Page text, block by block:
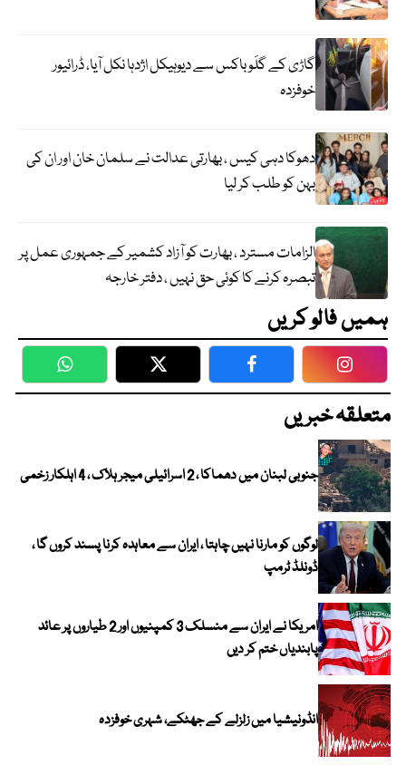
گاڑی کے گلَو باکس سے دیوہیکل اژدہا نکل آیا، ڈرائیور
خوفزدہ
دھوکا دہی کیس ، بھارتی عدالت نے سلمان خان اور ان کی
بہن کو طلب کر لیا
الزامات مسترد ، بھارت کو آزاد کشمیر کے جمہوری عمل پر
تبصرہ کرنے کا کوئی حق نہیں ، دفتر خارجہ
ہمیں فالو کریں
WhatsApp Twitter Facebook
متعلقہ خبریں
جنوبی لبنان میں دھماکا ، 2 اسرائیلی میجر ہلاک ، 4 اہلکار زخمی
لوگوں کو مارنا نہیں چاہتا ، ایران سے معاہدہ کرنا پسند کروں گا ،
ڈونلڈ ٹرمپ
امریکا نے ایران سے منسلک 3 کمپنیوں اور 2 طیاروں پر عائد
پابندیاں ختم کر دیں
انڈونیشیا میں زلزلے کے جھٹکے، شہری خوفزدہ